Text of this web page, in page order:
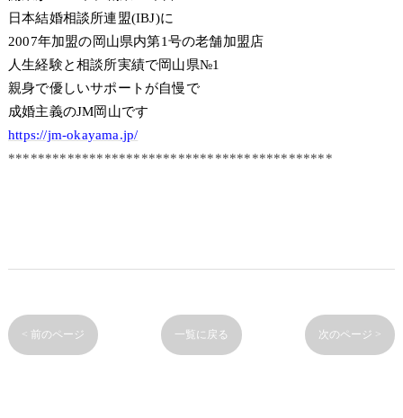
日本結婚相談所連盟(IBJ)に
2007年加盟の岡山県内第1号の老舗加盟店
人生経験と相談所実績で岡山県№1
親身で優しいサポートが自慢で
成婚主義のJM岡山です
https://jm-okayama.jp/
********************************************
< 前のページ 一覧に戻る 次のページ >